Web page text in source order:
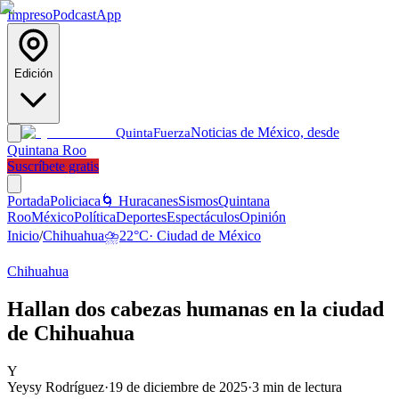
ImpresoPodcastApp
Edición
QuintaFuerzaNoticias de México, desde
Quintana Roo
Suscríbete gratis
PortadaPoliciaca 🌀 HuracanesSismosQuintana
RooMéxicoPolíticaDeportesEspectáculosOpinión
Inicio/Chihuahua⛈️22°C· Ciudad de México
Chihuahua
Hallan dos cabezas humanas en la ciudad
de Chihuahua
Y
Yeysy Rodríguez·19 de diciembre de 2025·3 min de lectura